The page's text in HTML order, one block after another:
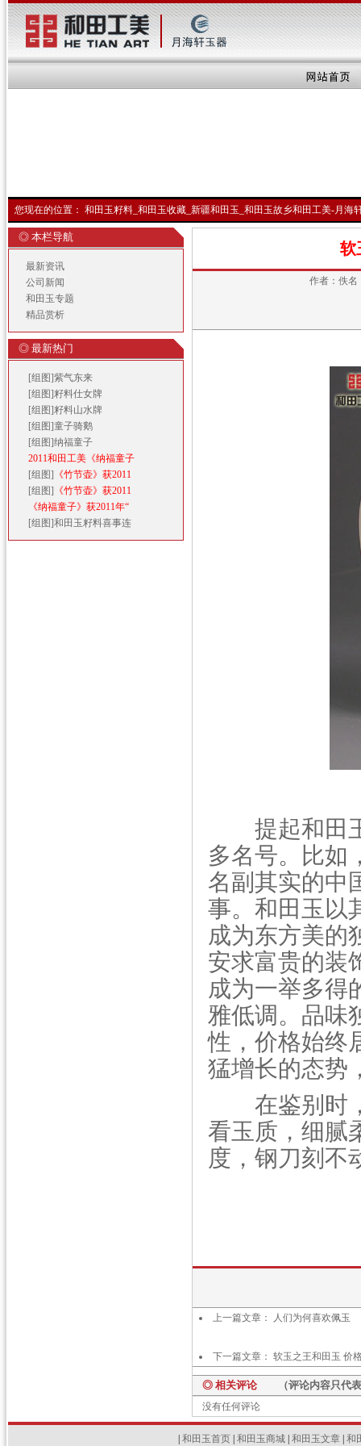
您现在的位置： 和田玉籽料_和田玉收藏_新疆和田玉_和田玉故乡和田工美-月海
◎ 本栏导航
最新资讯
公司新闻
和田玉专题
精品赏析
◎ 最新热门
[组图]紫气东来
[组图]籽料仕女牌
[组图]籽料山水牌
[组图]童子骑鹅
[组图]纳福童子
2011和田工美《纳福童子
[组图]
《竹节壶》获2011
[组图]
《竹节壶》获2011
《纳福童子》获2011年“
[组图]和田玉籽料喜事连
软
作者：佚
提起和田玉
多名号。比如
名副其实的中
事。和田玉以
成为东方美的
安求富贵的装
成为一举多得
雅低调。品味
性，价格始终
猛增长的态势
在鉴别时，
看玉质，细腻
度，钢刀刻不
上一篇文章： 人们为何喜欢佩玉
下一篇文章： 软玉之王和田玉 价
◎ 相关评论 （评论内容只代表
没有任何评论
和田玉首页 和田玉商城 和田玉文章 和